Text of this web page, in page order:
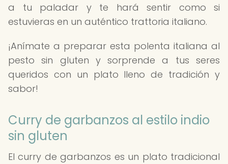
a tu paladar y te hará sentir como si
estuvieras en un auténtico trattoria italiano.
¡Anímate a preparar esta polenta italiana al
pesto sin gluten y sorprende a tus seres
queridos con un plato lleno de tradición y
sabor!
Curry de garbanzos al estilo indio
sin gluten
El curry de garbanzos es un plato tradicional